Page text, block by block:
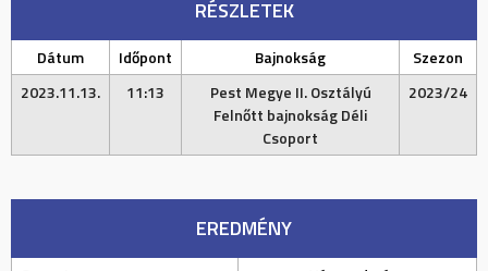
RÉSZLETEK
Dátum Időpont Bajnokság
Szezon
2023.11.13.
11:13
Pest Megye II. Osztályú
Felnőtt bajnokság Déli
Csoport
2023/24
EREDMÉNY